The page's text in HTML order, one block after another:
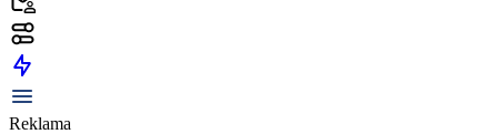
Reklama